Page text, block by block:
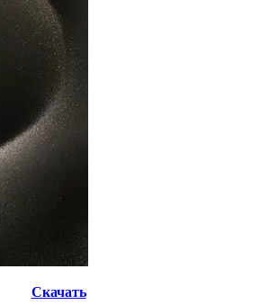
Скачать